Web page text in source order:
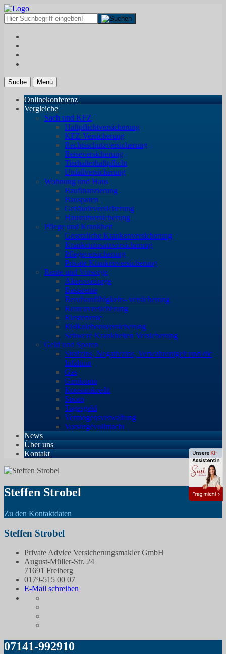
Suche Menü
Onlinekonferenz
Vergleiche
Sach und KFZ
Haftpflichtversicherung
KFZ-Versicherung
Rechtsschutzversicherung
Reiseversicherung
Tierhalterhaftpflicht
Unfallversicherung
Wohnung und Haus
Baufinanzierung
Bausparen
Gebäudeversicherung
Hausratversicherung
Pflege und Krankheit
Gesetzliche Krankenversicherung
Krankenzusatzversicherung
Pflegeversicherung
Private Krankenversicherung
Rente und Vorsorge
Altersvorsorge
Basisrente
Berufsunfähigkeits- versicherung
Rentenversicherung
Riesterrente
Risikolebensversicherung
Schwere Krankheiten Versicherung
Geld und Sparen
Strafzins, Negativzins, Verwahrentgelt und die
Infaltion
Gas
Girokonto
Konsumkredit
Strom
Tagesgeld
Vermögensverwaltung
Vorsorgevollmacht
News
Über uns
Kontakt
Steffen Strobel
Zu den Kontaktdaten
Steffen Strobel
Private Advice Versicherungsmakler GmbH
August-Müller-Str. 24
71691 Freiberg
0179-515 00 07
E-Mail schreiben
07141-992910